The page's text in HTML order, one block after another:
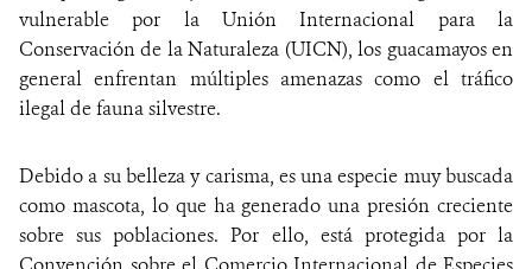
vulnerable por la Unión Internacional para la
Conservación de la Naturaleza (UICN), los guacamayos en
general enfrentan múltiples amenazas como el tráfico
ilegal de fauna silvestre.
Debido a su belleza y carisma, es una especie muy buscada
como mascota, lo que ha generado una presión creciente
sobre sus poblaciones. Por ello, está protegida por la